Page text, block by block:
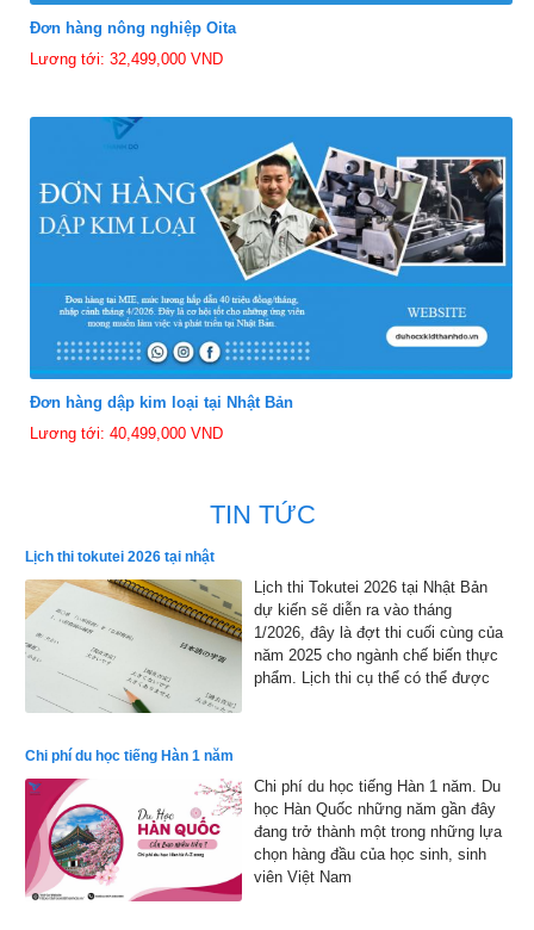
Đơn hàng nông nghiệp Oita
Lương tới: 32,499,000 VND
Đơn hàng dập kim loại tại Nhật Bản
Lương tới: 40,499,000 VND
TIN TỨC
Lịch thi tokutei 2026 tại nhật
Lịch thi Tokutei 2026 tại Nhật Bản
dự kiến sẽ diễn ra vào tháng
1/2026, đây là đợt thi cuối cùng của
năm 2025 cho ngành chế biến thực
phẩm. Lịch thi cụ thể có thể được
2026
Chi phí du học tiếng Hàn 1 năm
Chi phí du học tiếng Hàn 1 năm. Du
học Hàn Quốc những năm gần đây
đang trở thành một trong những lựa
chọn hàng đầu của học sinh, sinh
viên Việt Nam